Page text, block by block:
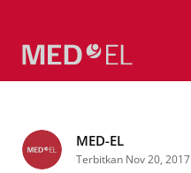
MED-EL
Terbitkan Nov 20, 2017